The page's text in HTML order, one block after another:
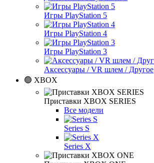
Игры PlayStation 5
Игры PlayStation 4
Игры PlayStation 3
Аксессуары / VR шлем / Другое
🟢 XBOX
Приставки XBOX SERIES
Все модели
Series S
Series X